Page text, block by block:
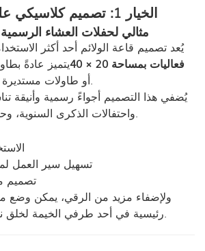
الخيار 1: تصميم كلاسيكي على طراز المآدب
مثالي لحفلات العشاء
يُعد تصميم قاعة الولائم أحد أكثر
فعاليات بمساحة 20 × 40
يتميز عادةً
أو طاولات مستديرة مرتبة بشكل متناظر.
يُضفي هذا التصميم أجواءً رسمية وأنيقة
واحتفالات الذكرى السنوية، وحفلات العشاء الخيرية.
تسهيل سير العمل
تصميم
ولإضفاء مزيد من الرقي، يمكن وضع
رئيسية في أحد طرفي الخيمة لخلق نقطة محورية واضحة.